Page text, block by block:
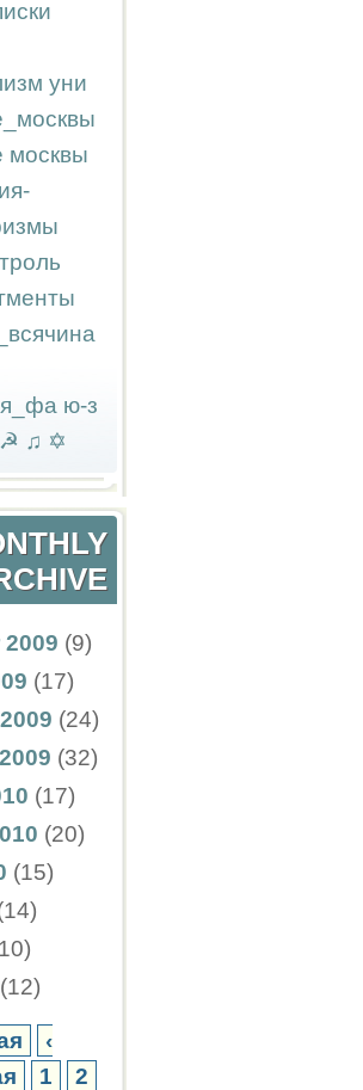
уни
москвы
ю-з
☭ ♫ ✡
(9)
(17)
(24)
(32)
(17)
(20)
(15)
(12)
‹
1
2